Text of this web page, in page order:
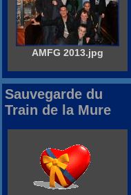
AMFG 2013.jpg
Sauvegarde du
Train de la Mure